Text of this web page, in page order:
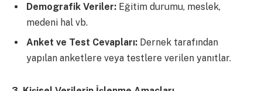
Demografik Veriler: Eğitim durumu, meslek,
medeni hal vb.
Anket ve Test Cevapları: Dernek tarafından
yapılan anketlere veya testlere verilen yanıtlar.